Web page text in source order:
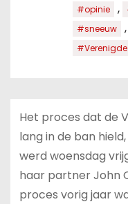
#opinie ,
#sneeuw ,
Het proces dat de
lang in de ban
werd woensdag
haar partner John
proces vorig jaar